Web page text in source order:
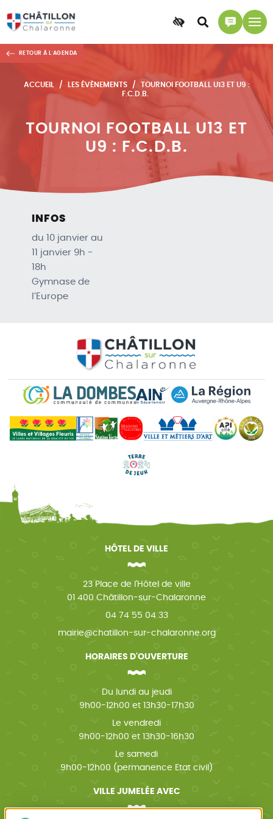
Accessibilité
Accéder
à
recherche
Accéder
à
page
contact
ACCUEIL LES ÉVÈNEMENTS
TOURNOI FOOTBALL U13 ET U9 :
F.C.D.B.
TOURNOI FOOTBALL U13 ET
U9 : F.C.D.B.
RETOUR À L'AGENDA
INFOS
du 10 janvier au
11 janvier 9h -
18h
Gymnase de
l’Europe
HÔTEL DE VILLE
23 Place de l'Hôtel de ville
01 400 Châtillon-sur-Chalaronne
04 74 55 04 33
mairie@chatillon-sur-chalaronne.org
HORAIRES D'OUVERTURE
Du lundi au jeudi
9h00-12h00 et 13h30-17h30
Le vendredi
9h00-12h00 et 13h30-16h30
Le samedi
9h00-12h00 (permanence Etat civil)
VILLE JUMELÉE AVEC